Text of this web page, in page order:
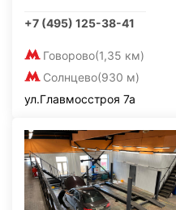
+7 (495) 125-38-41
Говорово(1,35 км)
Солнцево(930 м)
ул.Главмосстроя 7а